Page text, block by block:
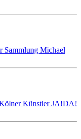
Sammlung Michael
Künstler JA!DA!